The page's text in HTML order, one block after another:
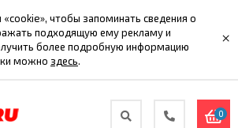
чтобы запоминать сведения о
подходящую ему рекламу и
более подробную информацию
можно здесь.
×
0